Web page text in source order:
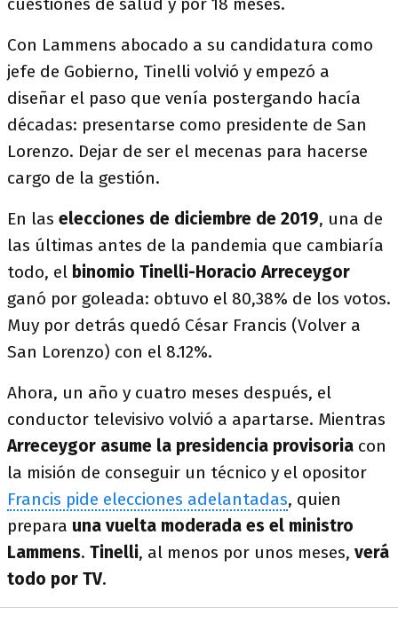
cuestiones de salud y por 18 meses.
Con Lammens abocado a su candidatura como
jefe de Gobierno, Tinelli volvió y empezó a
diseñar el paso que venía postergando hacía
décadas: presentarse como presidente de San
Lorenzo. Dejar de ser el mecenas para hacerse
cargo de la gestión.
En las elecciones de diciembre de 2019, una de
las últimas antes de la pandemia que cambiaría
todo, el binomio Tinelli-Horacio Arreceygor
ganó por goleada: obtuvo el 80,38% de los votos.
Muy por detrás quedó César Francis (Volver a
San Lorenzo) con el 8.12%.
Ahora, un año y cuatro meses después, el
conductor televisivo volvió a apartarse. Mientras
Arreceygor asume la presidencia provisoria con
la misión de conseguir un técnico y el opositor
Francis pide elecciones adelantadas, quien
prepara una vuelta moderada es el ministro
Lammens. Tinelli, al menos por unos meses, verá
todo por TV.